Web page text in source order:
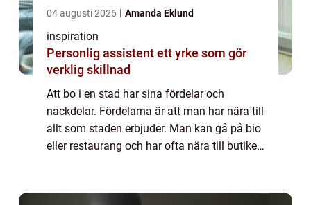
04 augusti 2026 Amanda Eklund
inspiration
Personlig assistent ett yrke som gör
verklig skillnad
Att bo i en stad har sina fördelar och
nackdelar. Fördelarna är att man har nära till
allt som staden erbjuder. Man kan gå på bio
eller restaurang och har ofta nära till butiker